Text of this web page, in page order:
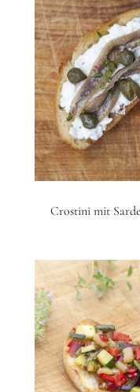
Crostini mit